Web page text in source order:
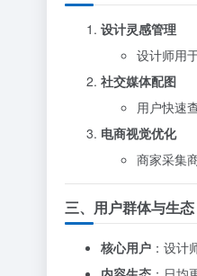
设计灵感管理
设计师用
社交媒体配图
用户快速
电商视觉优化
商家采集
三、用户群体与生态
核心用户 ：设计